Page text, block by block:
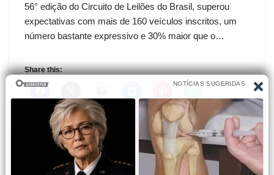
56° edição do Circuito de Leilões do Brasil, superou
expectativas com mais de 160 veículos inscritos, um
número bastante expressivo e 30% maior que o…
Share this: